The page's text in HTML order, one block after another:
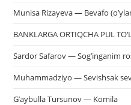
Munisa Rizayeva — Bevafo
BANKLARGA ORTIQCHA PUL
Sardor Safarov — Sog’inganim
Muhammadziyo — Sevishsak
G’aybulla Tursunov — Komila